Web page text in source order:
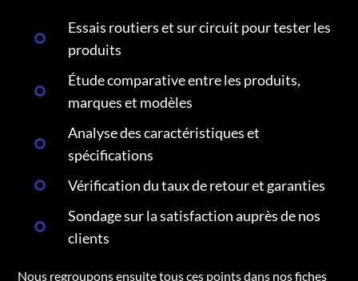
Essais routiers et sur circuit pour tester les
produits
Étude comparative entre les produits,
marques et modèles
Analyse des caractéristiques et
spécifications
Vérification du taux de retour et garanties
Sondage sur la satisfaction auprès de nos
clients
Nous regroupons ensuite tous ces points dans nos fiches